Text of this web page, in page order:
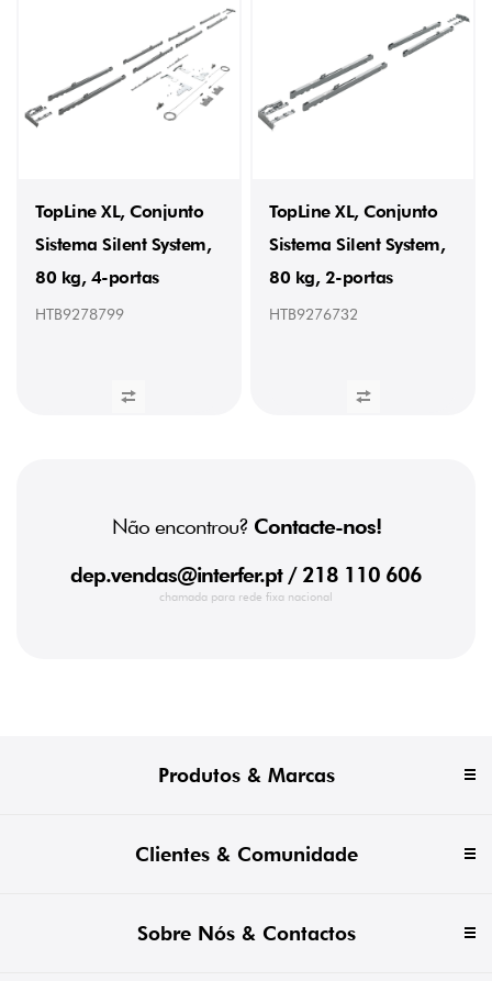
TopLine XL, Conjunto
Sistema Silent System,
80 kg, 4-portas
HTB9278799
TopLine XL, Conjunto
Sistema Silent System,
80 kg, 2-portas
HTB9276732
Não encontrou? Contacte-nos!
dep.vendas@interfer.pt/ 218 110 606
chamada para rede fixa nacional
Produtos & Marcas
Clientes & Comunidade
Sobre Nós & Contactos